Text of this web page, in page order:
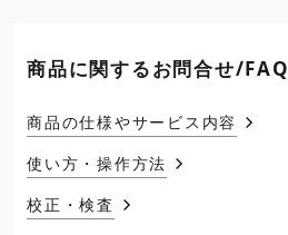
商品に関するお問合せ/FAQ
商品の仕様やサービス内容
使い方・操作方法
校正・検査